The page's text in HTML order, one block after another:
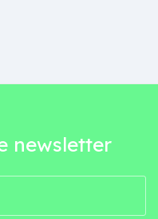
newsletter